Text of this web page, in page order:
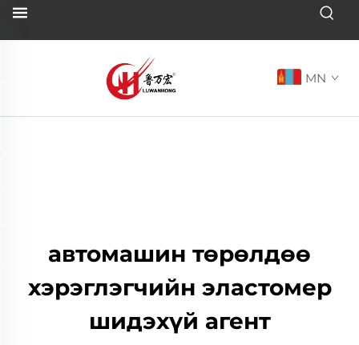
MN
автомашин төрөлдөө
хэрэглэгчийн эластомер
шидэхүй агент